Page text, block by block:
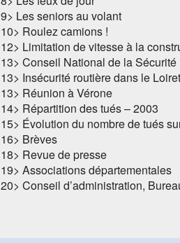
9> Les seniors au volant
10> Roulez camions !
12> Limitation de vitesse à la
13> Conseil National de la
13> Insécurité routière dans le Loiret
13> Réunion à Vérone
14> Répartition des tués – 2003
15> Évolution du nombre de tués
16> Brèves
18> Revue de presse
19> Associations départementales
20> Conseil d’administration,